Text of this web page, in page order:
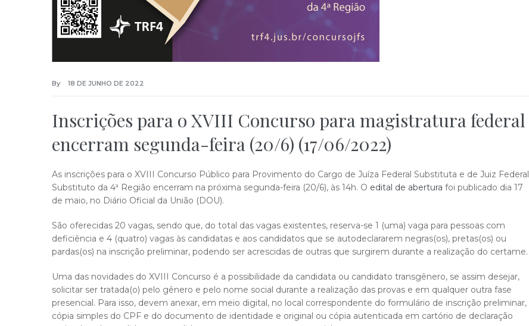
By 18 DE JUNHO DE 2022
Inscrições para o XVIII Concurso para magistratura federal
encerram segunda-feira (20/6) (17/06/2022)
As inscrições para o XVIII Concurso Público para Provimento do Cargo de Juíza Federal Substituta e de Juiz Federal
Substituto da 4ª Região encerram na próxima segunda-feira (20/6), às 14h. O edital de abertura foi publicado dia 17
de maio, no Diário Oficial da União (DOU).
São oferecidas 20 vagas, sendo que, do total das vagas existentes, reserva-se 1 (uma) vaga para pessoas com
deficiência e 4 (quatro) vagas às candidatas e aos candidatos que se autodeclararem negras(os), pretas(os) ou
pardas(os) na inscrição preliminar, podendo ser acrescidas de outras que surgirem durante a realização do certame.
Uma das novidades do XVIII Concurso é a possibilidade da candidata ou candidato transgênero, se assim desejar,
solicitar ser tratada(o) pelo gênero e pelo nome social durante a realização das provas e em qualquer outra fase
presencial. Para isso, devem anexar, em meio digital, no local correspondente do formulário de inscrição preliminar,
cópia simples do CPF e do documento de identidade e original ou cópia autenticada em cartório de declaração